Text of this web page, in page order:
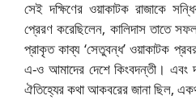
সেই দক্ষিণের ওয়াকাটক রাজাকে
প্রেরণ করেছিলেন, কালিদাস তাতে
প্রাকৃত কাব্য ‘সেতুবন্ধ’ ওয়াকাটক
এ-ও আমাদের দেশে কিংবদন্তী। এবং
ঐতিহ্যের কথা আকবরের জানা ছিল,